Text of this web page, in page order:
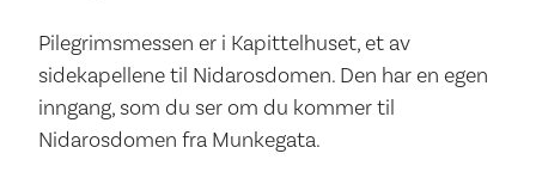
Pilegrimsmessen er i Kapittelhuset, et av
sidekapellene til Nidarosdomen. Den har en egen
inngang, som du ser om du kommer til
Nidarosdomen fra Munkegata.